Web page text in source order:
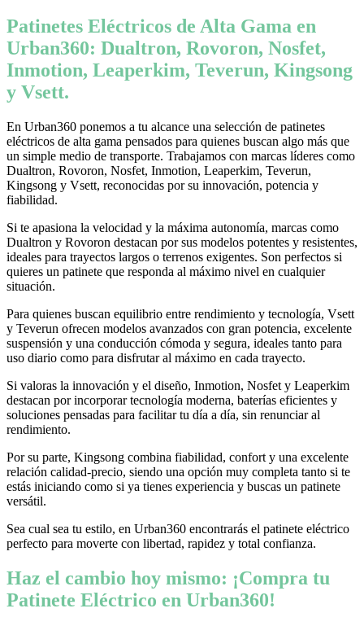
Patinetes Eléctricos de Alta Gama en
Urban360: Dualtron, Rovoron, Nosfet,
Inmotion, Leaperkim, Teverun, Kingsong
y Vsett.
En Urban360 ponemos a tu alcance una selección de patinetes
eléctricos de alta gama pensados para quienes buscan algo más que
un simple medio de transporte. Trabajamos con marcas líderes como
Dualtron, Rovoron, Nosfet, Inmotion, Leaperkim, Teverun,
Kingsong y Vsett, reconocidas por su innovación, potencia y
fiabilidad.
Si te apasiona la velocidad y la máxima autonomía, marcas como
Dualtron y Rovoron destacan por sus modelos potentes y resistentes,
ideales para trayectos largos o terrenos exigentes. Son perfectos si
quieres un patinete que responda al máximo nivel en cualquier
situación.
Para quienes buscan equilibrio entre rendimiento y tecnología, Vsett
y Teverun ofrecen modelos avanzados con gran potencia, excelente
suspensión y una conducción cómoda y segura, ideales tanto para
uso diario como para disfrutar al máximo en cada trayecto.
Si valoras la innovación y el diseño, Inmotion, Nosfet y Leaperkim
destacan por incorporar tecnología moderna, baterías eficientes y
soluciones pensadas para facilitar tu día a día, sin renunciar al
rendimiento.
Por su parte, Kingsong combina fiabilidad, confort y una excelente
relación calidad-precio, siendo una opción muy completa tanto si te
estás iniciando como si ya tienes experiencia y buscas un patinete
versátil.
Sea cual sea tu estilo, en Urban360 encontrarás el patinete eléctrico
perfecto para moverte con libertad, rapidez y total confianza.
Haz el cambio hoy mismo: ¡Compra tu
Patinete Eléctrico en Urban360!